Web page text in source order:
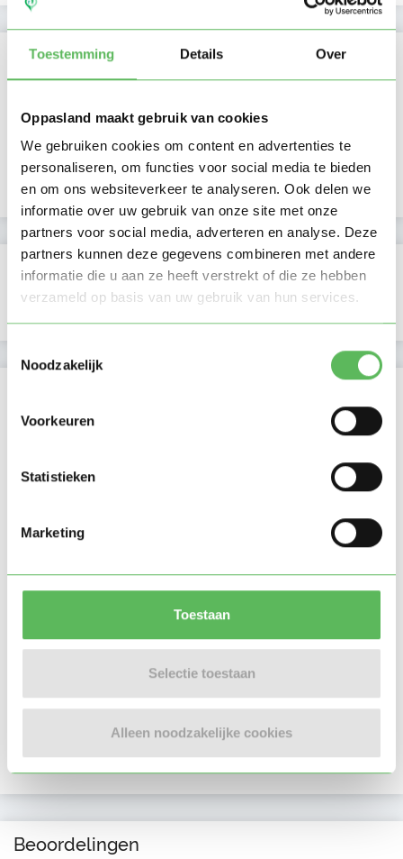
Toestemming Details Over
Oppasland maakt gebruik van cookies
We gebruiken cookies om content en advertenties te
personaliseren, om functies voor social media te bieden
en om ons websiteverkeer te analyseren. Ook delen we
informatie over uw gebruik van onze site met onze
partners voor social media, adverteren en analyse. Deze
partners kunnen deze gegevens combineren met andere
informatie die u aan ze heeft verstrekt of die ze hebben
verzameld op basis van uw gebruik van hun services.
Noodzakelijk
Voorkeuren
Statistieken
Marketing
Toestaan
Selectie toestaan
Alleen noodzakelijke cookies
Activiteit op Oppasland
Lid sinds 02-06-2026
Profiel bijgewerkt 04-06-2026
Verificaties
E-mailadres is geverifieerd
Beoordelingen